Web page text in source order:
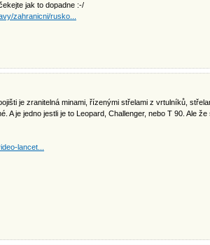
jak to dopadne :-/
zahranicni/rusko...
je zranitelná minami, řízenými střelami z vrtulníků,
A je jedno jestli je to Leopard, Challenger, nebo T 90. Ale
lancet...